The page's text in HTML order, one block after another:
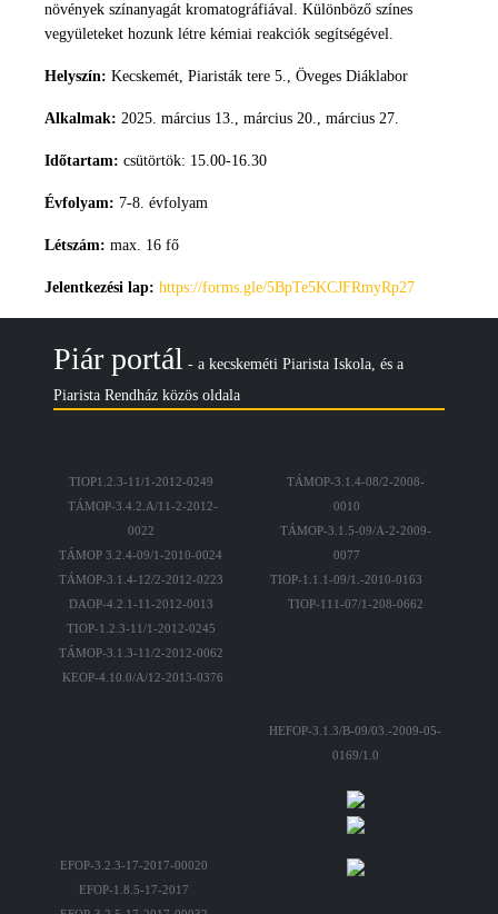
növények színanyagát kromatográfiával. Különböző színes
vegyületeket hozunk létre kémiai reakciók segítségével.
Helyszín: Kecskemét, Piaristák tere 5., Öveges Diáklabor
Alkalmak: 2025. március 13., március 20., március 27.
Időtartam: csütörtök: 15.00-16.30
Évfolyam: 7-8. évfolyam
Létszám: max. 16 fő
Jelentkezési lap: https://forms.gle/5BpTe5KCJFRmyRp27
Piár portál - a kecskeméti Piarista Iskola, és a
Piarista Rendház közös oldala
TIOP1.2.3-11/1-2012-0249
TÁMOP-3.4.2.A/11-2-2012-
0022
TÁMOP 3.2.4-09/1-2010-0024
TÁMOP-3.1.4-12/2-2012-0223
DAOP-4.2.1-11-2012-0013
TIOP-1.2.3-11/1-2012-0245
TÁMOP-3.1.3-11/2-2012-0062
KEOP-4.10.0/A/12-2013-0376
TÁMOP-3.1.4-08/2-2008-
0010
TÁMOP-3.1.5-09/A-2-2009-
0077
TIOP-1.1.1-09/1.-2010-0163
TIOP-111-07/1-208-0662
HEFOP-3.1.3/B-09/03.-2009-05-
0169/1.0
EFOP-3.2.3-17-2017-00020
EFOP-1.8.5-17-2017